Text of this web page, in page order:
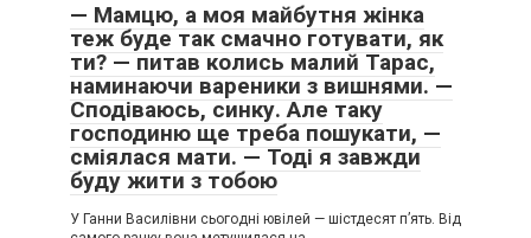
— Мамцю, а моя майбутня жінка
теж буде так смачно готувати, як
ти? — питав колись малий Тарас,
наминаючи вареники з вишнями. —
Сподіваюсь, синку. Але таку
господиню ще треба пошукати, —
сміялася мати. — Тоді я завжди
буду жити з тобою
У Ганни Василівни сьогодні ювілей — шістдесят п’ять. Від